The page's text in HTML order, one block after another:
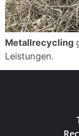
Metallrecycling
Leistungen.